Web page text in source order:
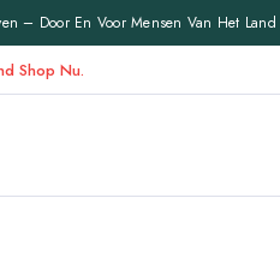
– Door En Voor Mensen Van Het Land
Shop Nu.